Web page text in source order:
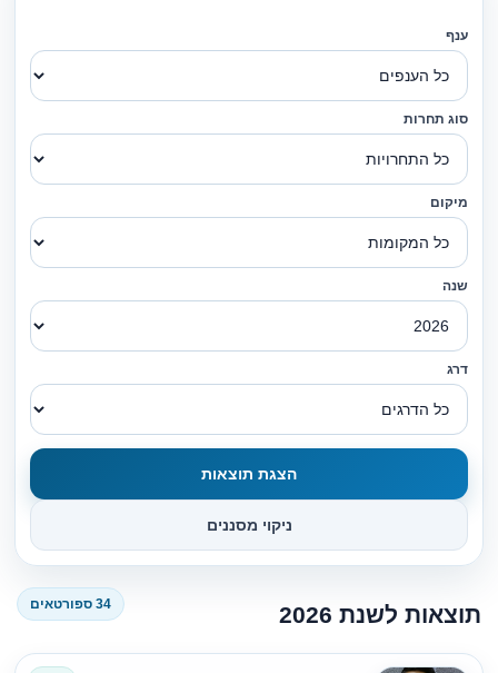
ענף
סוג תחרות
מיקום
שנה
דרג
הצגת תוצאות
ניקוי מסננים
תוצאות לשנת 2026 34 ספורטאים